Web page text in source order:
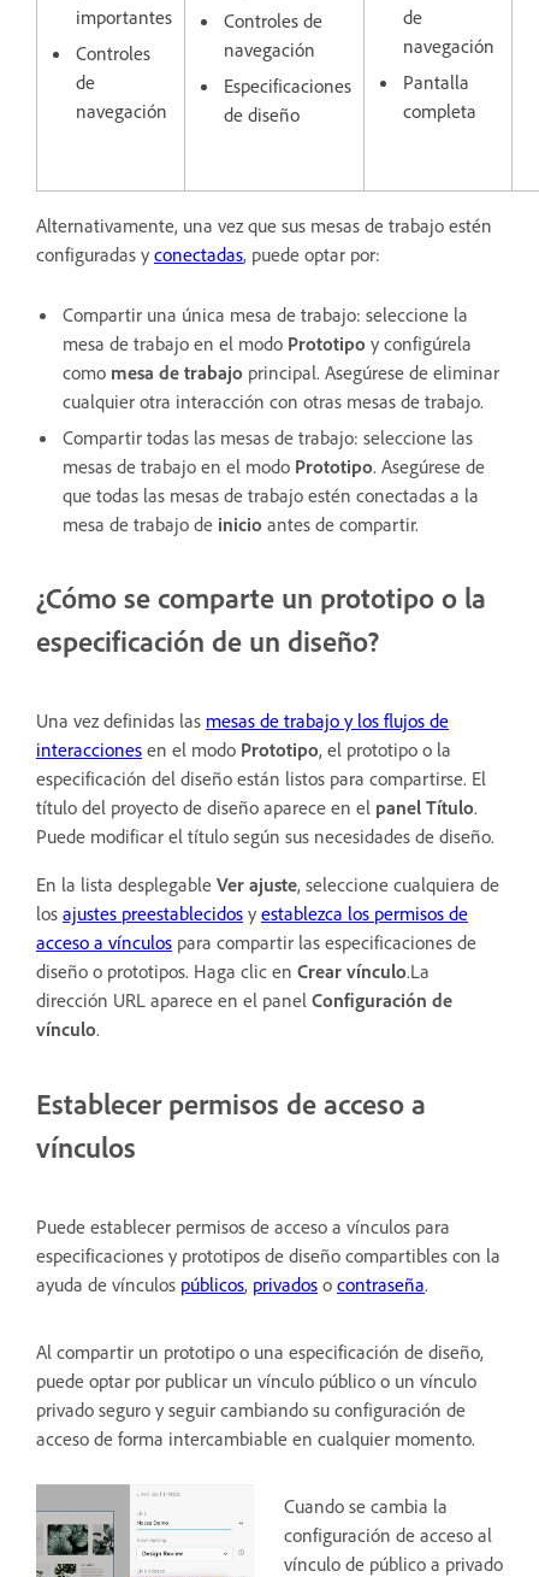
importantes
Controles
de
navegación
Controles de
navegación
Especificaciones
de diseño
de
navegación
Pantalla
completa
Alternativamente, una vez que sus mesas de trabajo estén
configuradas y conectadas, puede optar por:
Compartir una única mesa de trabajo: seleccione la
mesa de trabajo en el modo Prototipo y configúrela
como mesa de trabajo principal. Asegúrese de eliminar
cualquier otra interacción con otras mesas de trabajo.
Compartir todas las mesas de trabajo: seleccione las
mesas de trabajo en el modo Prototipo. Asegúrese de
que todas las mesas de trabajo estén conectadas a la
mesa de trabajo de inicio antes de compartir.
¿Cómo se comparte un prototipo o la
especificación de un diseño?
Una vez definidas las mesas de trabajo y los flujos de
interacciones en el modo Prototipo, el prototipo o la
especificación del diseño están listos para compartirse. El
título del proyecto de diseño aparece en el panel Título.
Puede modificar el título según sus necesidades de diseño.
En la lista desplegable Ver ajuste, seleccione cualquiera de
los ajustes preestablecidos y establezca los permisos de
acceso a vínculos para compartir las especificaciones de
diseño o prototipos. Haga clic en Crear vínculo.La
dirección URL aparece en el panel Configuración de
vínculo.
Establecer permisos de acceso a
vínculos
Puede establecer permisos de acceso a vínculos para
especificaciones y prototipos de diseño compartibles con la
ayuda de vínculos públicos, privados o contraseña.
Al compartir un prototipo o una especificación de diseño,
puede optar por publicar un vínculo público o un vínculo
privado seguro y seguir cambiando su configuración de
acceso de forma intercambiable en cualquier momento.
Cuando se cambia la
configuración de acceso al
vínculo de público a privado